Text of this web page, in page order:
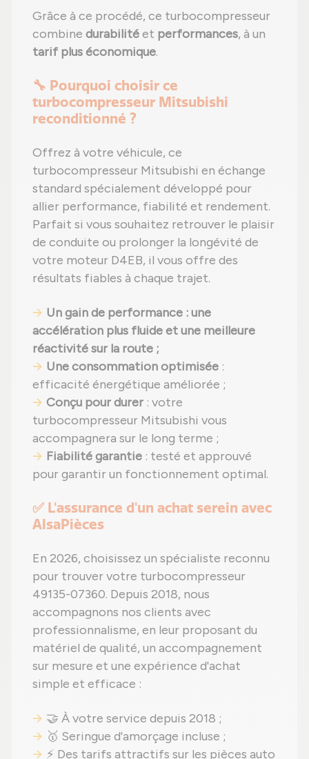
Grâce à ce procédé, ce turbocompresseur
combine durabilitéet performances, à un
tarif plus économique.
🔧 Pourquoi choisir ce
turbocompresseur Mitsubishi
reconditionné ?
Offrez à votre véhicule, ce
turbocompresseur Mitsubishi en échange
standard spécialement développé pour
allier performance, fiabilité et rendement.
Parfait si vous souhaitez retrouver le plaisir
de conduite ou prolonger la longévité de
votre moteur D4EB, il vous offre des
résultats fiables à chaque trajet.
Un gain de performance : une
accélération plus fluide et une meilleure
réactivité sur la route ;
Une consommation optimisée :
efficacité énergétique améliorée ;
Conçu pour durer : votre
turbocompresseur Mitsubishi vous
accompagnera sur le long terme ;
Fiabilité garantie : testé et approuvé
pour garantir un fonctionnement optimal.
✅ L'assurance d'un achat serein avec
AlsaPièces
En 2026, choisissez un spécialiste reconnu
pour trouver votre turbocompresseur
49135-07360. Depuis 2018, nous
accompagnons nos clients avec
professionnalisme, en leur proposant du
matériel de qualité, un accompagnement
sur mesure et une expérience d'achat
simple et efficace :
🤝 À votre service depuis 2018 ;
🥇 Seringue d'amorçage incluse ;
⚡ Des tarifs attractifs sur les pièces auto